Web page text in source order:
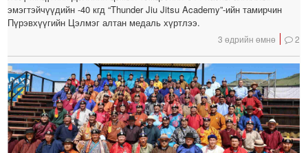
эмэгтэйчүүдийн -40 кгд “Thunder Jiu Jitsu Academy”-ийн тамирчин
Пүрэвхүүгийн Цэлмэг алтан медаль хүртлээ.
3 өдрийн өмнө 2